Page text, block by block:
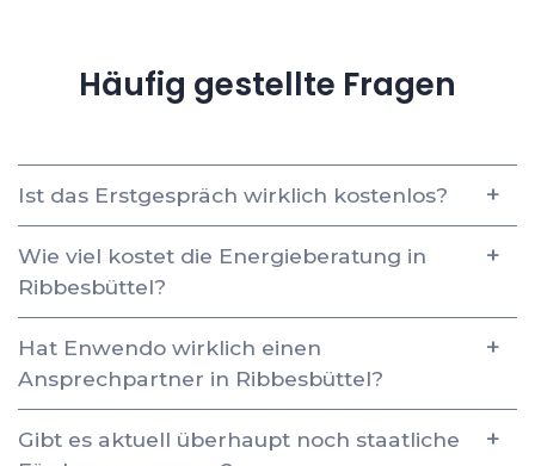
Häufig gestellte Fragen
Ist das Erstgespräch wirklich kostenlos?
Wie viel kostet die Energieberatung in
Ribbesbüttel?
Hat Enwendo wirklich einen
Ansprechpartner in Ribbesbüttel?
Gibt es aktuell überhaupt noch staatliche